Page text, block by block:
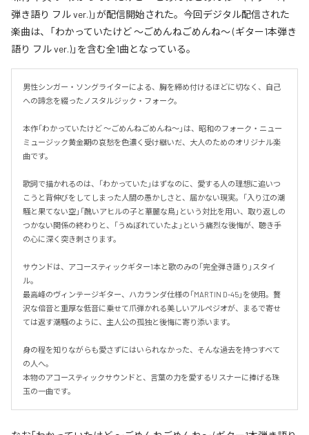
弾き語り フル ver.)」が配信開始された。今回デジタル配信された
楽曲は、「わかっていたけど ～ごめんねごめんね～ (ギター1本弾き
語り フル ver.)」を含む全1曲となっている。
男性シンガー・ソングライターによる、胸を締め付けるほどに切なく、自己
への諦念を綴ったノスタルジック・フォーク。
本作「わかっていたけど ～ごめんねごめんね～」は、昭和のフォーク・ニュー
ミュージック黄金期の哀愁を色濃く受け継いだ、大人のためのオリジナル楽
曲です。
歌詞で描かれるのは、「わかっていた」はずなのに、愛する人の理想に追いつ
こうと背伸びをしてしまった人間の愚かしさと、届かない現実。「入り江の潮
騒と果てない空」「醜いアヒルの子と華麗な鳥」という対比を用い、取り返しの
つかない関係の終わりと、「うぬぼれていたよ」という痛烈な後悔が、聴き手
の心に深く突き刺さります。
サウンドは、アコースティックギター1本と歌のみの「完全弾き語り」スタイ
ル。
最高峰のヴィンテージギター、ハカランダ仕様の「MARTIN D-45」を使用。贅
沢な倍音と重厚な低音に乗せて爪弾かれる美しいアルペジオが、まるで寄せ
ては返す潮騒のように、主人公の孤独と後悔に寄り添います。
身の程を知りながらも愛さずにはいられなかった、そんな過去を持つすべて
の人へ。
本物のアコースティックサウンドと、言葉の力を愛するリスナーに捧げる珠
玉の一曲です。